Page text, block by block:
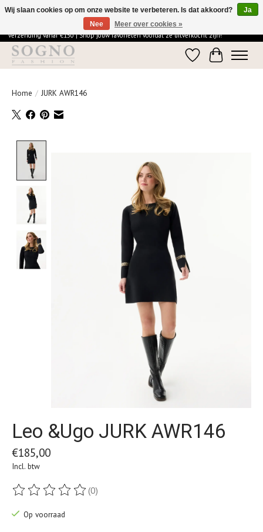
Ontdek de elegantie van SOGNO Fashion | Vandaag besteld = morgen in huis | Gratis
verzending vanaf €150 | Shop jouw favorieten voordat ze uitverkocht zijn!
Verlanglijst
Home / JURK AWR146
Leo &Ugo JURK AWR146
€185,00
Incl. btw
De beoordeling van dit product is
(0)
Op voorraad
Wij slaan cookies op om onze website te verbeteren. Is dat akkoord?
Ja
Nee
Meer over cookies »